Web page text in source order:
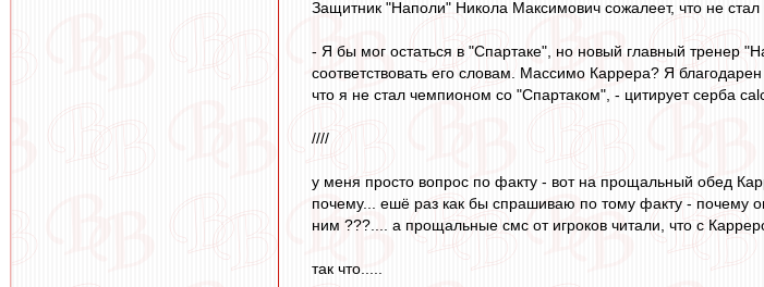
Защитник "Наполи" Никола Максимович сожалеет, что не
- Я бы мог остаться в "Спартаке", но новый главный тренер
соответствовать его словам. Массимо Каррера? Я
что я не стал чемпионом со "Спартаком", - цитирует серба
////
у меня просто вопрос по факту - вот на прощальный обед
почему... ешё раз как бы спрашиваю по тому факту - почему
ним ???.... а прощальные смс от игроков читали, что с
так что.....